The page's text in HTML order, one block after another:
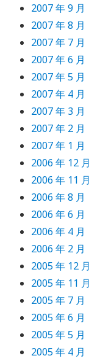
2007 年 9 月
2007 年 8 月
2007 年 7 月
2007 年 6 月
2007 年 5 月
2007 年 4 月
2007 年 3 月
2007 年 2 月
2007 年 1 月
2006 年 12 月
2006 年 11 月
2006 年 8 月
2006 年 6 月
2006 年 4 月
2006 年 2 月
2005 年 12 月
2005 年 11 月
2005 年 7 月
2005 年 6 月
2005 年 5 月
2005 年 4 月